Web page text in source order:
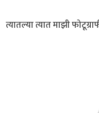
त्यातल्या त्यात माझी